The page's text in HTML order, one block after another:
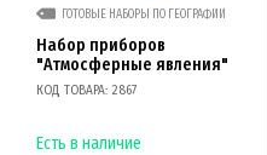
ГОТОВЫЕ НАБОРЫ ПО ГЕОГРАФИИ
Набор приборов
"Атмосферные явления"
КОД ТОВАРА: 2867
Есть в наличие